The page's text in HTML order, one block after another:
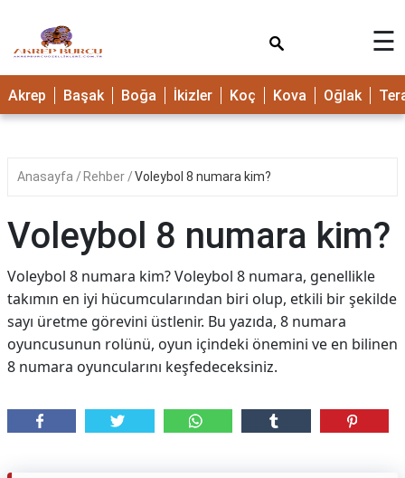
☰
Akrep Başak Boğa İkizler Koç Kova Oğlak
Anasayfa Rehber Voleybol 8 numara kim?
Voleybol 8 numara kim?
Voleybol 8 numara kim? Voleybol 8 numara, genellikle
takımın en iyi hücumcularından biri olup, etkili bir şekilde
sayı üretme görevini üstlenir. Bu yazıda, 8 numara
oyuncusunun rolünü, oyun içindeki önemini ve en bilinen
8 numara oyuncularını keşfedeceksiniz.